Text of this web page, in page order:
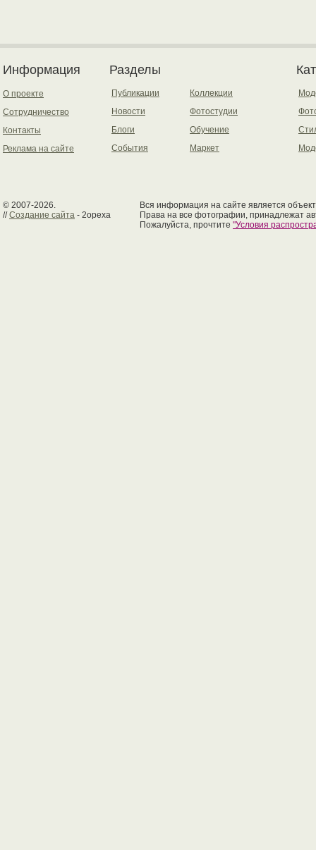
Информация
О проекте
Сотрудничество
Контакты
Реклама на сайте
Разделы
Публикации
Новости
Блоги
События
Коллекции
Фотостудии
Обучение
Маркет
© 2007-2026.
//Создание сайта - 2opexa
Вся информация на сайте является
Права на все фотографии, принадлежат
Пожалуйста, прочтите "Условия